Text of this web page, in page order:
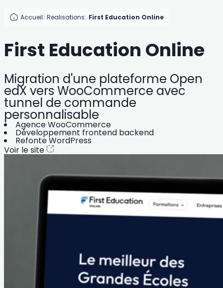
Accueil Realisations First Education Online
First Education Online
Migration d'une plateforme Open
edX vers WooCommerce avec
tunnel de commande
personnalisable
Agence WooCommerce
Développement frontend backend
Refonte WordPress
Voir le site